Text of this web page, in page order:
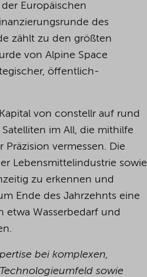
Europäischen
des
zählt zu den größten
von Alpine Space
öffentlich-
von constellr auf rund
im All, die mithilfe
vermessen. Die
Lebensmittelindustrie sowie
zu erkennen und
Ende des Jahrzehnts eine
etwa Wasserbedarf und
bei komplexen,
sowie